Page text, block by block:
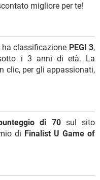
migliore per te!
ha classificazione PEGI 3,
i 3 anni di età. La
clic, per gli appassionati,
di 70sul sito
di Finalist U Game of